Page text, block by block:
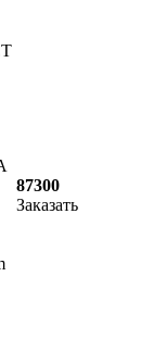
87300
Заказать